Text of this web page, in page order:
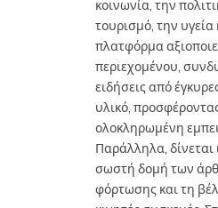
κοινωνία, την
τουρισμό, την
πλατφόρμα
περιεχομένου,
ειδήσεις από
υλικό,
ολοκληρωμένη
Παράλληλα, δίνεται
σωστή δομή των
φόρτωσης και τη